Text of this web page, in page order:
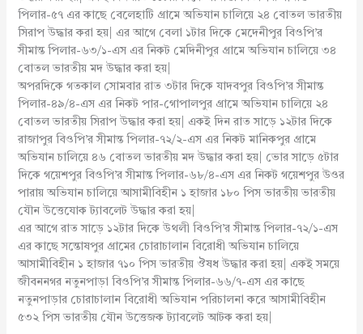
পিলার-৫৭ এর কাছে বেলেহাটি গ্রামে অভিযান চালিয়ে ২৪ বোতল ভারতীয়
সিরাপ উদ্ধার করা হয়| এর আগে বেলা ১টার দিকে মেদেনীপুর বিওপি’র
সীমান্ত পিলার-৬৩/১-এস এর নিকট মেদিনীপুর গ্রামে অভিযান চালিয়ে ৩৪
বোতল ভারতীয় মদ উদ্ধার করা হয়|
অপরদিকে গতকাল সোমবার রাত ৩টার দিকে যাদবপুর বিওপি’র সীমান্ত
পিলার-৪৯/৪-এস এর নিকট পার-গোপালপুর গ্রামে অভিযান চালিয়ে ২৪
বোতল ভারতীয় সিরাপ উদ্ধার করা হয়| একই দিন রাত সাড়ে ১২টার দিকে
রাজাপুর বিওপি’র সীমান্ত পিলার-৭২/২-এস এর নিকট মানিকপুর গ্রামে
অভিযান চালিয়ে ৪৬ বোতল ভারতীয় মদ উদ্ধার করা হয়| ভোর সাড়ে ৫টার
দিকে গয়েশপুর বিওপি’র সীমান্ত পিলার-৬৮/৪-এস এর নিকট গয়েশপুর উওর
পারায় অভিযান চালিয়ে আসামীবিহীন ১ হাজার ১৮০ পিস ভারতীয় ভারতীয়
যৌন উত্তেযোক ট্যাবলেট উদ্ধার করা হয়|
এর আগে রাত সাড়ে ১২টার দিকে উথলী বিওপি’র সীমান্ত পিলার-৭২/১-এস
এর কাছে সন্তোষপুর গ্রামের চোরাচালান বিরোধী অভিযান চালিয়ে
আসামীবিহীন ১ হাজার ৭১০ পিস ভারতীয় ঔষধ উদ্ধার করা হয়| একই সময়ে
জীবননগর নতুনপাড়া বিওপি’র সীমান্ত পিলার-৬৬/৭-এস এর কাছে
নতুনপাড়ার চোরাচালান বিরোধী অভিযান পরিচালনা করে আসামীবিহীন
৫৩২ পিস ভারতীয় যৌন উত্তেজক ট্যাবলেট আটক করা হয়|